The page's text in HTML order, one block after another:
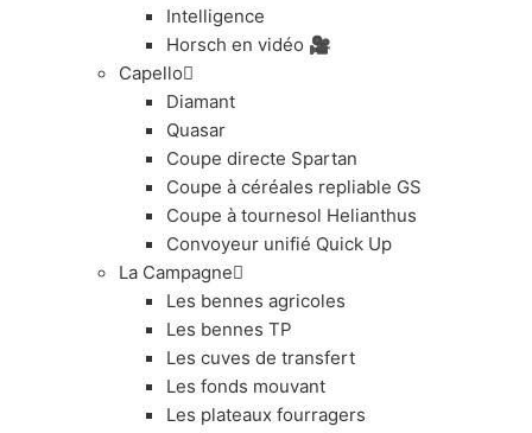
Intelligence
Horsch en vidéo 🎥
Capello
Diamant
Quasar
Coupe directe Spartan
Coupe à céréales repliable GS
Coupe à tournesol Helianthus
Convoyeur unifié Quick Up
La Campagne
Les bennes agricoles
Les bennes TP
Les cuves de transfert
Les fonds mouvant
Les plateaux fourragers